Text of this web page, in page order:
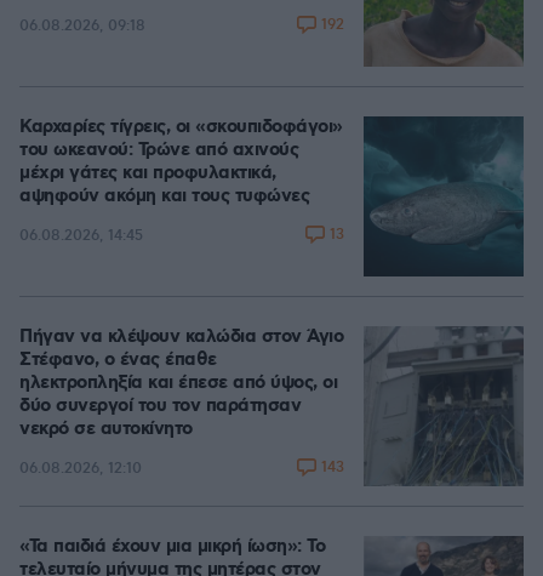
06.08.2026, 09:18 192
Καρχαρίες τίγρεις, οι «σκουπιδοφάγοι»
του ωκεανού: Τρώνε από αχινούς
μέχρι γάτες και προφυλακτικά,
αψηφούν ακόμη και τους τυφώνες
06.08.2026, 14:45 13
Πήγαν να κλέψουν καλώδια στον Άγιο
Στέφανο, ο ένας έπαθε
ηλεκτροπληξία και έπεσε από ύψος, οι
δύο συνεργοί του τον παράτησαν
νεκρό σε αυτοκίνητο
06.08.2026, 12:10 143
«Τα παιδιά έχουν μια μικρή ίωση»: Το
τελευταίο μήνυμα της μητέρας στον